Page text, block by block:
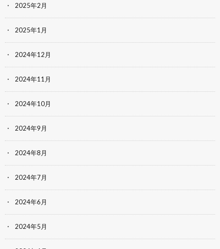
2025年2月
2025年1月
2024年12月
2024年11月
2024年10月
2024年9月
2024年8月
2024年7月
2024年6月
2024年5月